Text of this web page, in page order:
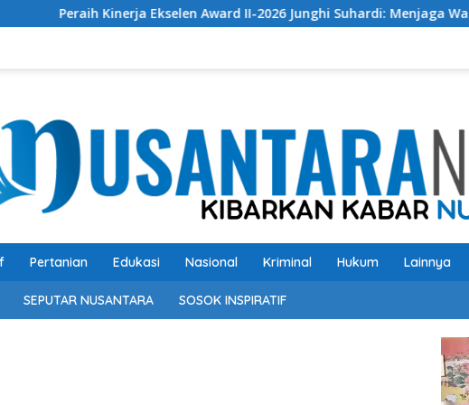
Kinerja Ekselen Award II-2026 Junghi Suhardi: Menjaga Warisan Budaya
Pertanian Edukasi Nasional Kriminal Hukum Lainnya
SEPUTAR NUSANTARA SOSOK INSPIRATIF